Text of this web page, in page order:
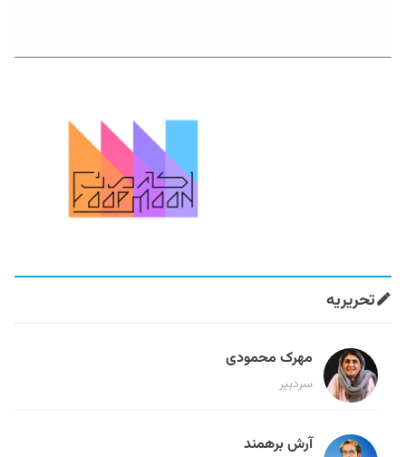
تحریریه
مهرک محمودی
سردبیر
آرش برهمند